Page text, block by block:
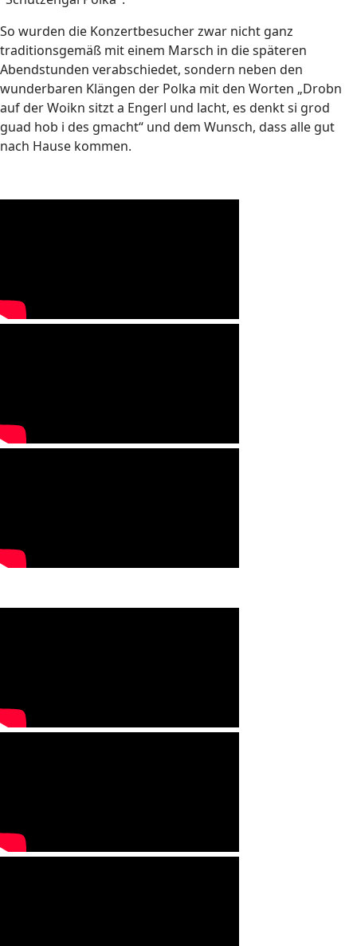
So wurden die Konzertbesucher zwar nicht ganz
traditionsgemäß mit einem Marsch in die späteren
Abendstunden verabschiedet, sondern neben den
wunderbaren Klängen der Polka mit den Worten „Drobn
auf der Woikn sitzt a Engerl und lacht, es denkt si grod
guad hob i des gmacht“ und dem Wunsch, dass alle gut
nach Hause kommen.